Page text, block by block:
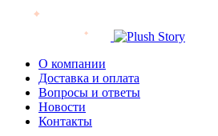
О компании
Доставка и оплата
Вопросы и ответы
Новости
Контакты